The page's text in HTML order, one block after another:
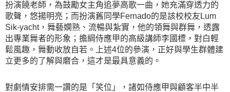
扮演饒老師，為鼓勵女主角追夢高歌一曲，她充滿穿透力的
歌聲，悠揚明亮；而扮演舊同學Fernado的是該校校友Lum
Sik-yacht，舞藝嫻熟、流暢與紮實，他的領舞與群舞，透露
出專業舞者的形象；擔綱侍應甲的高級講師李國標，對白輕
鬆風趣，舞動收放自若。上述4位的參演，正好與學生群體建
立更多的了解與磨合，這才是最具意義的。
對劇情安排需一讚的是「笑位」，諸如侍應甲與顧客半中半